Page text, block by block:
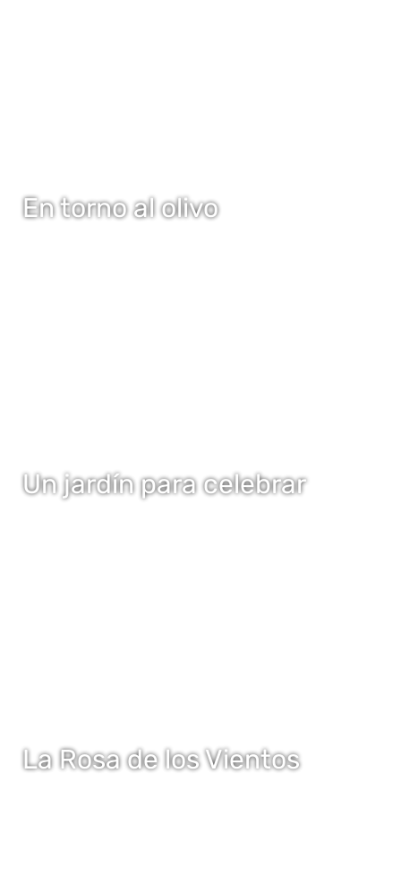
En torno al olivo
Un jardín para celebrar
La Rosa de los Vientos